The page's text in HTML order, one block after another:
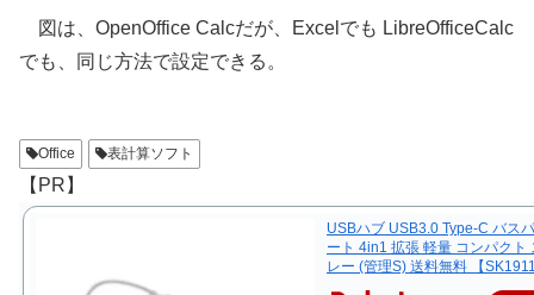
図は、OpenOffice Calcだが、Excelでも LibreOfficeCalc
でも、同じ方法で設定できる。
Office 表計算ソフト
【PR】
USBハブ USB3.0 Type-C バス
ート 4in1 拡張 軽量 コンパクト
レー (管理S) 送料無料 【